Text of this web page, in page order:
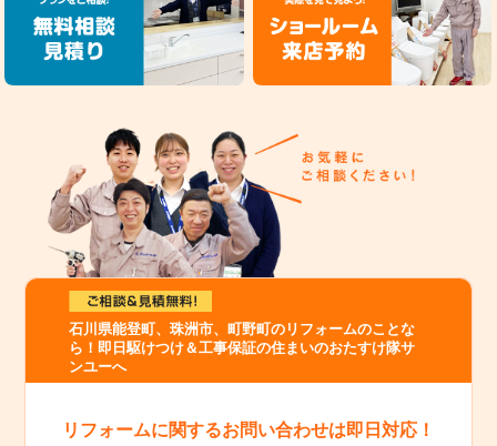
石川県能登町、珠洲市、町野町のリフォームのことな
ら！即日駆けつけ＆工事保証の住まいのおたすけ隊サ
ンユーへ
リフォームに関するお問い合わせは即日対応！